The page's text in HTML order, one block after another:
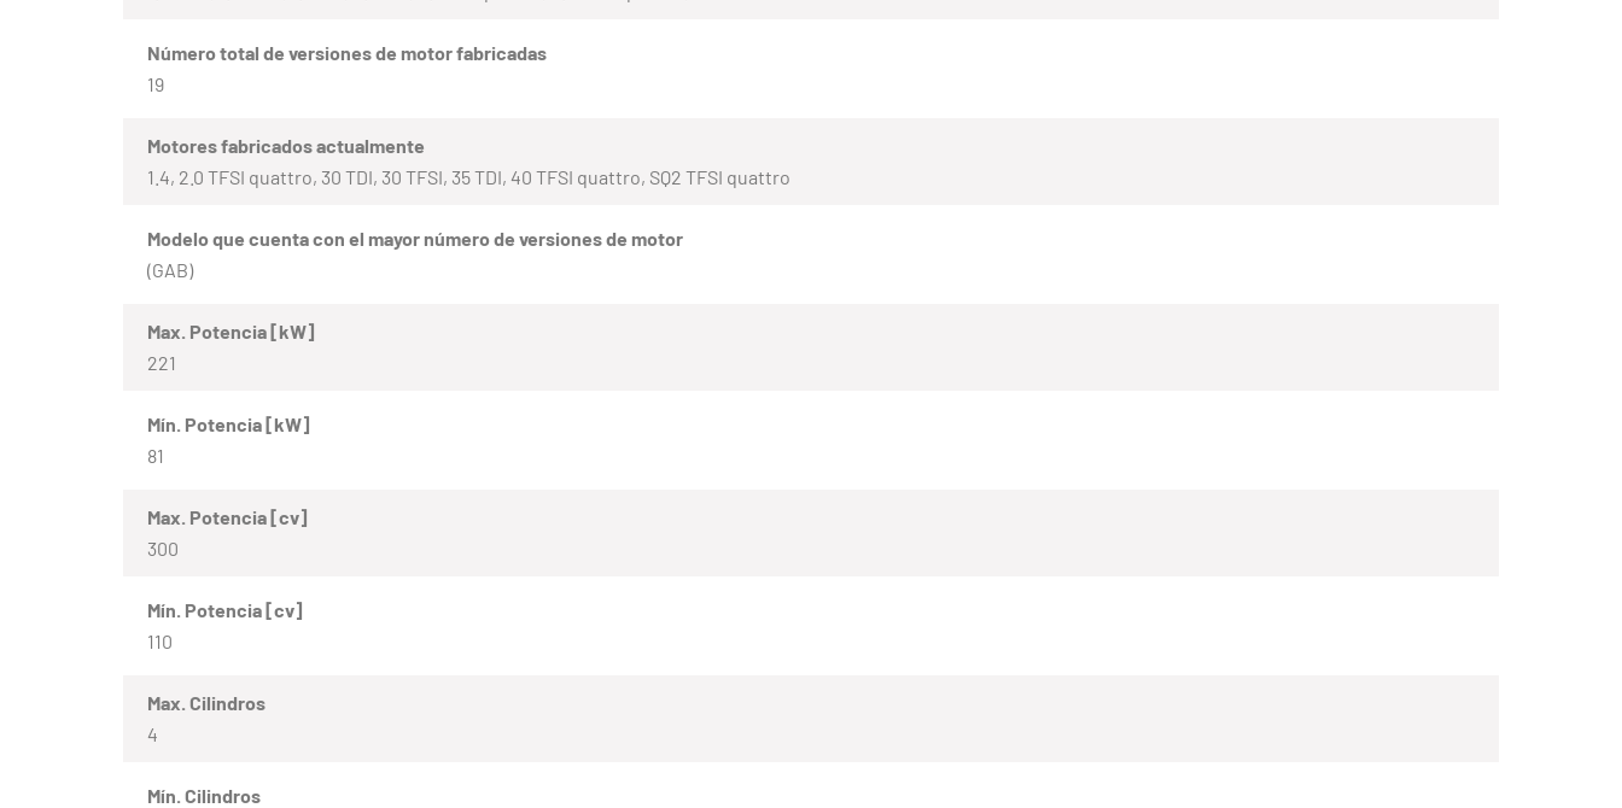
Número total de versiones de motor fabricadas
19
Motores fabricados actualmente
1.4, 2.0 TFSI quattro, 30 TDI, 30 TFSI, 35 TDI, 40 TFSI quattro, SQ2 TFSI quattro
Modelo que cuenta con el mayor número de versiones de motor
(GAB)
Max. Potencia [kW]
221
Mín. Potencia [kW]
81
Max. Potencia [cv]
300
Mín. Potencia [cv]
110
Max. Cilindros
4
Mín. Cilindros